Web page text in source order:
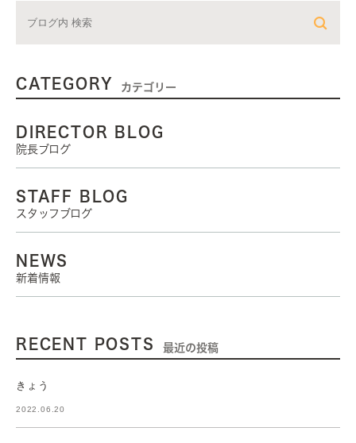
CATEGORY カテゴリー
DIRECTOR BLOG
院長ブログ
STAFF BLOG
スタッフブログ
NEWS
新着情報
RECENT POSTS 最近の投稿
きょう
2022.06.20